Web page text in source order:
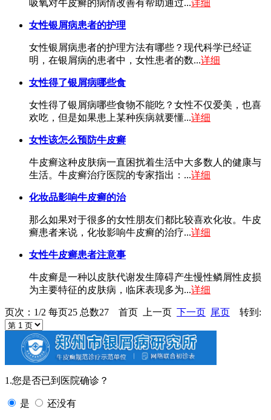
吸氧对牛皮癣的病情改善有帮助通过...详细
女性银屑病患者的护理
女性银屑病患者的护理方法有哪些？现代科学已经证
明，在银屑病的患者中，女性患者的数...详细
女性得了银屑病哪些食
女性得了银屑病哪些食物不能吃？女性不仅爱美，也喜
欢吃，但是如果患上某种疾病就要懂...详细
女性该怎么预防牛皮癣
牛皮癣这种皮肤病一直困扰着生活中大多数人的健康与
生活。牛皮癣治疗医院的专家指出：...详细
化妆品影响牛皮癣的治
那么如果对于很多的女性朋友们都比较喜欢化妆。牛皮
癣患者来说，化妆影响牛皮癣的治疗...详细
女性牛皮癣患者注意事
牛皮癣是一种以皮肤代谢发生障碍产生慢性鳞屑性皮损
为主要特征的皮肤病，临床表现多为...详细
页次：1/2 每页25 总数27 首页 上一页 下一页 尾页 转到:
1.您是否已到医院确诊？
是 还没有